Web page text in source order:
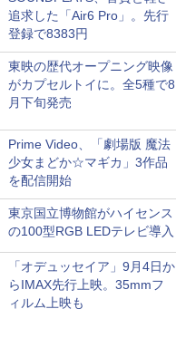
追求した「Air6 Pro」。先行
登録で8383円
東映の歴代オープニング映像
がカプセルトイに。全5種で8
月下旬発売
Prime Video、「劇場版 魔法
少女まどか☆マギカ」3作品
を配信開始
東京国立博物館がハイセンス
の100型RGB LEDテレビ導入
「オデュッセイア」9月4日か
らIMAX先行上映。35mmフ
ィルム上映も